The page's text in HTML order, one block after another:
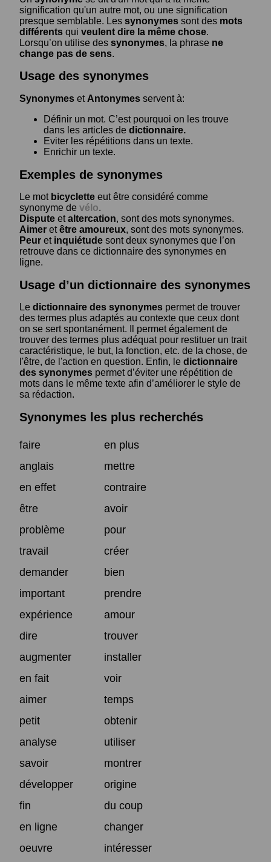
signification qu'un autre mot, ou une signification
presque semblable. Les synonymes sont des mots
différents qui veulent dire la même chose.
Lorsqu’on utilise des synonymes, la phrase ne
change pas de sens.
Usage des synonymes
Synonymes et Antonymes servent à:
Définir un mot. C’est pourquoi on les trouve
dans les articles de dictionnaire.
Eviter les répétitions dans un texte.
Enrichir un texte.
Exemples de synonymes
Le mot bicyclette eut être considéré comme
synonyme de vélo.
Dispute etaltercation, sont des mots synonymes.
Aimer etêtre amoureux, sont des mots synonymes.
Peur et inquiétude sont deux synonymes que l’on
retrouve dans ce dictionnaire des synonymes en
ligne.
Usage d’un dictionnaire des synonymes
Le dictionnaire des synonymes permet de trouver
des termes plus adaptés au contexte que ceux dont
on se sert spontanément. Il permet également de
trouver des termes plus adéquat pour restituer un trait
caractéristique, le but, la fonction, etc. de la chose, de
l'être, de l'action en question. Enfin, le dictionnaire
des synonymes permet d’éviter une répétition de
mots dans le même texte afin d’améliorer le style de
sa rédaction.
Synonymes les plus recherchés
faire
en plus
anglais
mettre
en effet
contraire
être
avoir
problème
pour
travail
créer
demander
bien
important
prendre
expérience
amour
dire
trouver
augmenter
installer
en fait
voir
aimer
temps
petit
obtenir
analyse
utiliser
savoir
montrer
développer
origine
fin
du coup
en ligne
changer
oeuvre
intéresser